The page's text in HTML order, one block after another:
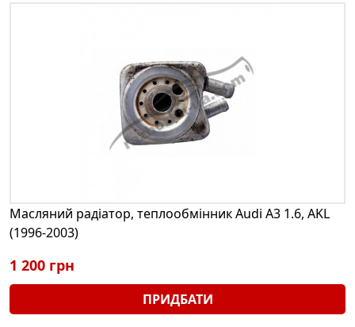
Масляний радіатор, теплообмінник Audi A3 1.6, AKL
(1996-2003)
1 200 грн
ПРИДБАТИ